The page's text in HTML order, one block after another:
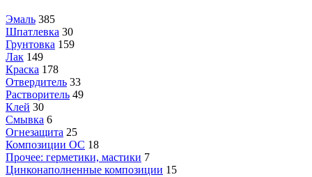
Эмаль 385
Шпатлевка 30
Грунтовка 159
Лак 149
Краска 178
Отвердитель 33
Растворитель 49
Клей 30
Смывка 6
Огнезащита 25
Композиции ОС 18
Прочее: герметики, мастики 7
Цинконаполненные композиции 15